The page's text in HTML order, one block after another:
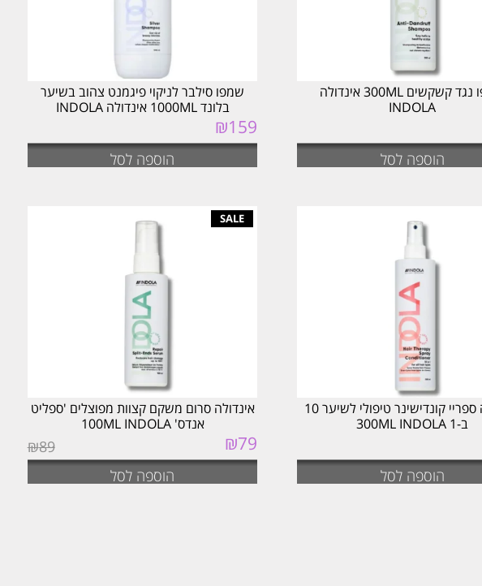
שמפו נגד קשקשים 300ML אינדולה
INDOLA
הוספה לסל
שמפו סילבר לניקוי פיגמנט צהוב בשיער
בלונד 1000ML אינדולה INDOLA
₪159
הוספה לסל
אינדולה ספריי קונדישינר טיפולי לשיער 10
ב-1 300ML INDOLA
הוספה לסל
אינדולה סרום משקם קצוות מפוצלים 'ספליט
אנדס' 100ML INDOLA
₪89
המחיר
המקורי
₪89.
₪79
המחיר
הנוכחי
₪79.
הוספה לסל